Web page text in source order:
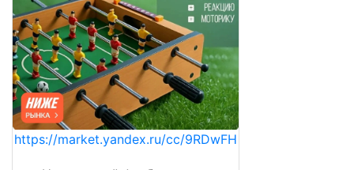
https://market.yandex.ru/cc/9RDwFH